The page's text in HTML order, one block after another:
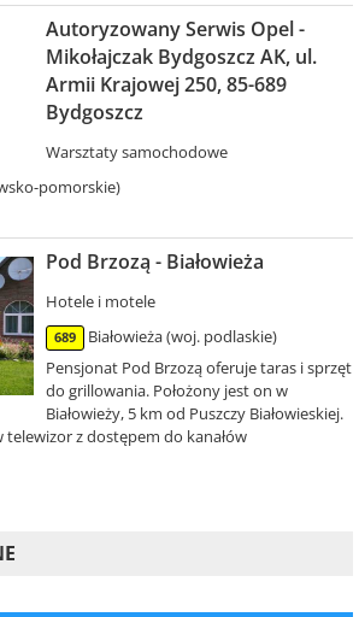
Autoryzowany Serwis Opel -
Mikołajczak Bydgoszcz AK, ul.
Armii Krajowej 250, 85-689
Bydgoszcz
Warsztaty samochodowe
pomorskie)
Pod Brzozą - Białowieża
Hotele i motele
689
Białowieża (woj. podlaskie)
Pensjonat Pod Brzozą oferuje taras i sprzęt
do grillowania. Położony jest on w
Białowieży, 5 km od Puszczy Białowieskiej.
telewizor z dostępem do kanałów